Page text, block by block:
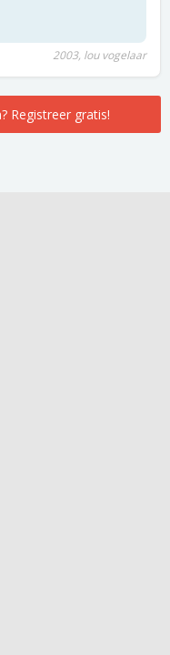
2003, lou vogelaar
Registreer gratis!